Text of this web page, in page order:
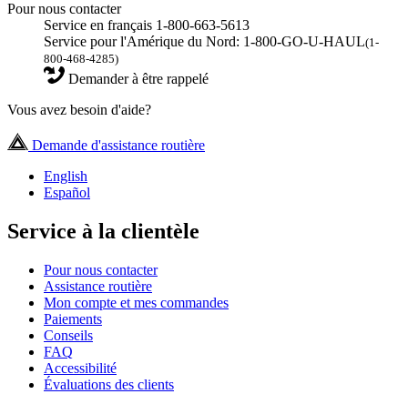
Pour nous contacter
Service en français 1-800-663-5613
Service pour l'Amérique du Nord: 1-800-GO-U-HAUL(1-
800-468-4285)
Demander à être rappelé
Vous avez besoin d'aide?
Demande d'assistance routière
English
Español
Service à la clientèle
Pour nous contacter
Assistance routière
Mon compte et mes commandes
Paiements
Conseils
FAQ
Accessibilité
Évaluations des clients